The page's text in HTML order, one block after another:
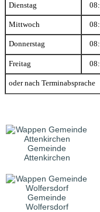
Dienstag
Mittwoch
Donnerstag
Freitag
oder nach Terminabsprache
Gemeinde
Attenkirchen
Gemeinde
Wolfersdorf